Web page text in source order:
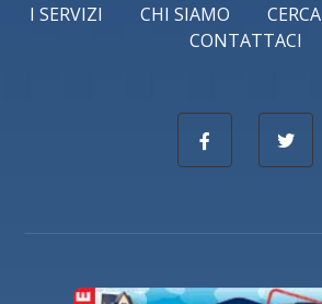
I SERVIZI CHI SIAMO CERCA
CONTATTACI